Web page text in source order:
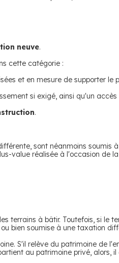
neuve.
cette catégorie :
et en mesure de supporter le
si exigé, ainsi qu'un
.
sont néanmoins soumis
value réalisée à l'occasion de
terrains à bâtir. Toutefois, si le
bien soumise à une taxation
S'il relève du patrimoine de
au patrimoine privé, alors,